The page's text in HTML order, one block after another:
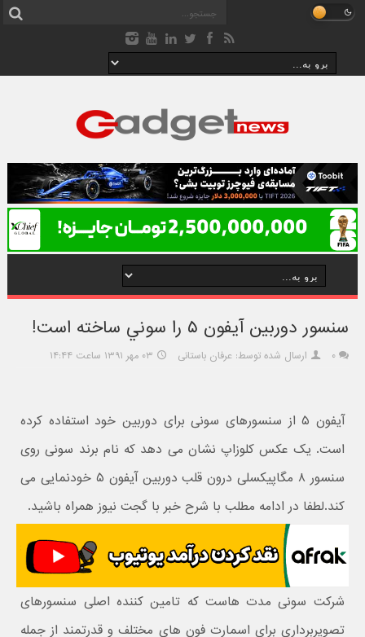
سنسور دوربين آيفون ۵ را سوني ساخته است!
۰ ارسال شده توسط: عرفان باستانی ۰۳ مهر ۱۳۹۱ ساعت ۱۴:۴۴
آیفون ۵ از سنسورهای سونی برای دوربین خود استفاده کرده
است. یک عکس کلوزاپ نشان می دهد که نام برند سونی روی
سنسور ۸ مگاپیکسلی درون قلب دوربین آیفون ۵ خودنمایی می
کند.لطفا در ادامه مطلب با شرح خبر با گجت نیوز همراه باشید.
شرکت سونی مدت هاست که تامین کننده اصلی سنسورهای
تصویربرداری برای اسمارت فون های مختلف و قدرتمند از جمله